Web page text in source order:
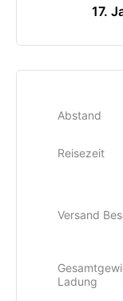
17.
Abstand
Reisezeit
Versand
Ladung